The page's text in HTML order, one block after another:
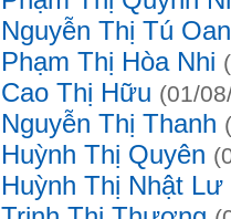
Nguyễn Thị Tú
Phạm Thị Hòa Nhi
Cao Thị Hữu (01/
Nguyễn Thị Thanh
Huỳnh Thị Quyên
Huỳnh Thị Nhật Lư